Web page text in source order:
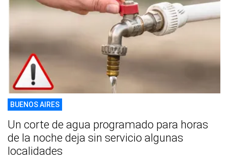
BUENOS AIRES
Un corte de agua programado para horas
de la noche deja sin servicio algunas
localidades